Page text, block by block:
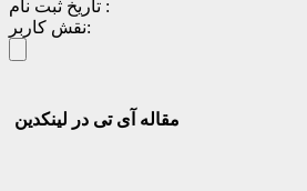
تاریخ ثبت نام :
نقش کاربر:
مقاله آی تی در لینکدین